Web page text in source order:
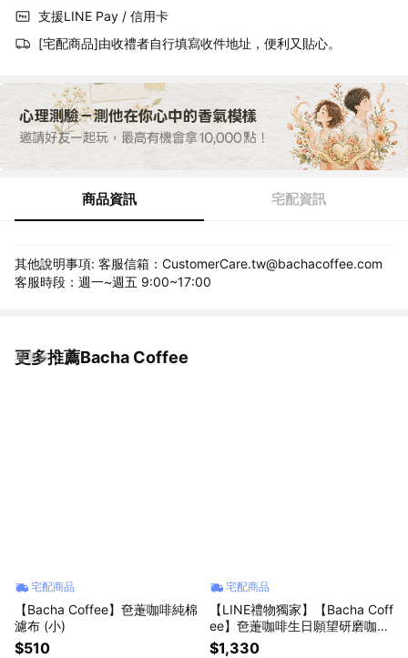
支援LINE Pay / 信用卡
[宅配商品]由收禮者自行填寫收件地址，便利又貼心。
商品資訊 宅配資訊
其他說明事項: 客服信箱：CustomerCare.tw@bachacoffee.com
客服時段：週一~週五 9:00~17:00
更多推薦Bacha Coffee
看更多
宅配商品
【Bacha Coffee】夿萐咖啡純棉
濾布 (小)
$510
宅配商品
【LINE禮物獨家】【Bacha Coff
ee】夿萐咖啡生日願望研磨咖
啡-遊牧系列 250g/盒
$1,330